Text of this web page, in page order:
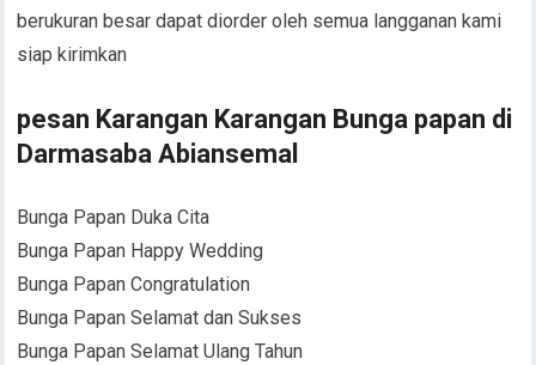
berukuran besar dapat diorder oleh semua langganan kami
siap kirimkan
pesan Karangan Karangan Bunga papan di
Darmasaba Abiansemal
Bunga Papan Duka Cita
Bunga Papan Happy Wedding
Bunga Papan Congratulation
Bunga Papan Selamat dan Sukses
Bunga Papan Selamat Ulang Tahun